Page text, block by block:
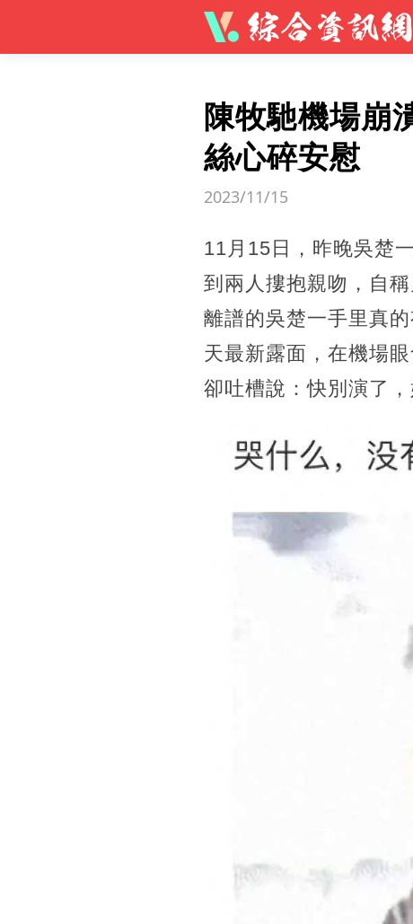
陳牧馳機場崩
絲心碎安慰
2023/11/15
11月15日，昨晚吳楚
到兩人摟抱親吻，自
離譜的吳楚一手里真
天最新露面，在機場
卻吐槽說：快別演了，